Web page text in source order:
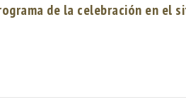
de la celebración en el